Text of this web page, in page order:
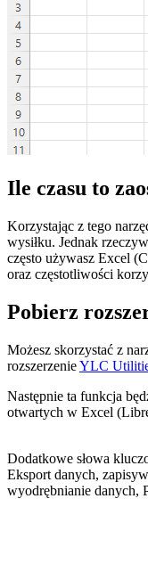
Ile czasu to
Korzystając z tego
wysiłku. Jednak
często używasz Excel
oraz częstotliwości
Pobierz
Możesz skorzystać z
rozszerzenieYLC
Następnie ta funkcja
otwartych w Excel
Dodatkowe słowa
Eksport danych,
wyodrębnianie danych,